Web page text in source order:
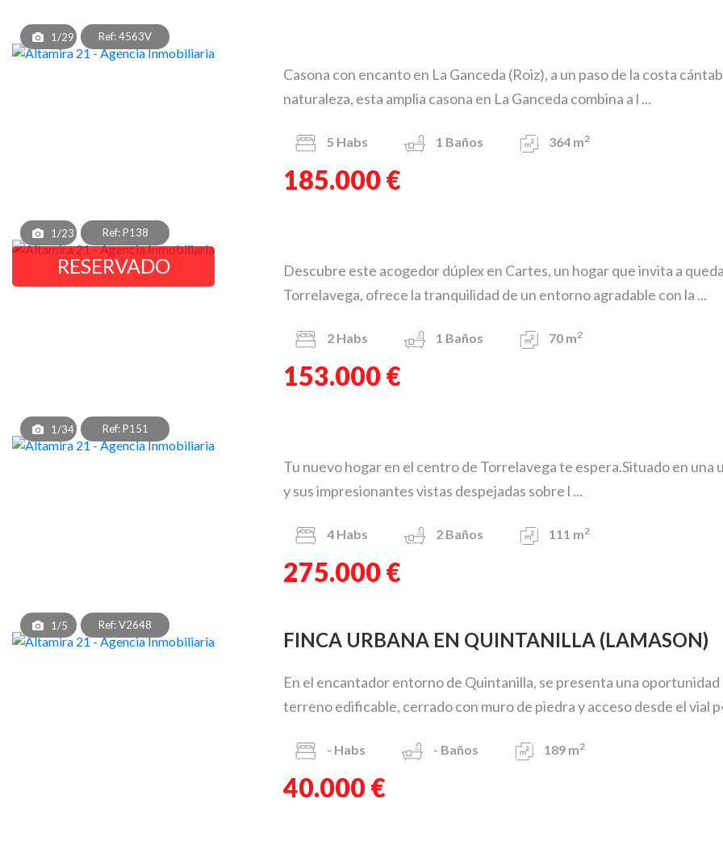
1/29 Ref: 4563V
Casona con encanto en La Ganceda (Roiz), a un paso de la costa
naturaleza, esta amplia casona en La Ganceda combina a l ...
5 Habs 1 Baños 364 m2
185.000 €
1/23 Ref: P138
RESERVADO
Descubre este acogedor dúplex en Cartes, un hogar que invita a
Torrelavega, ofrece la tranquilidad de un entorno agradable con la ...
2 Habs 1 Baños 70 m2
153.000 €
1/34 Ref: P151
Tu nuevo hogar en el centro de Torrelavega te espera.Situado en
y sus impresionantes vistas despejadas sobre l ...
4 Habs 2 Baños 111 m2
275.000 €
1/5 Ref: V2648
FINCA URBANA EN QUINTANILLA (LAMASON)
En el encantador entorno de Quintanilla, se presenta una
terreno edificable, cerrado con muro de piedra y acceso desde el vial
- Habs - Baños 189 m2
40.000 €